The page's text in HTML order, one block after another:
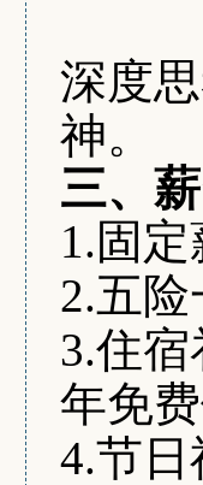
深度
神。
三、
1.固
2.五
3.住
年免
4.节